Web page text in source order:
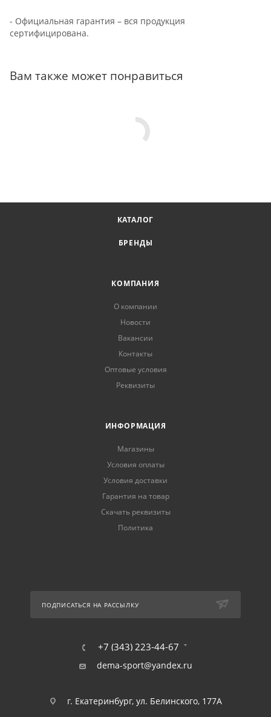
- Официальная гарантия – вся продукция
сертифицирована.
Вам также может понравиться
КАТАЛОГ
БРЕНДЫ
КОМПАНИЯ
О компании
Новости
Вакансии
Контакты
Оптовые условия
Реквизиты
ИНФОРМАЦИЯ
Магазины
Условия оплаты
Условия доставки
Гарантия на товар
Скачать реквизиты
Политика
ПОДПИСАТЬСЯ НА РАССЫЛКУ
+7 (343) 223-44-67
dema-sport@yandex.ru
г. Екатеринбург, ул. Белинского, 177А